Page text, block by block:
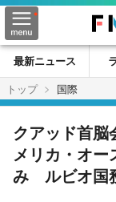
最新ニュース
トップ
国際
クアッド首
メリカ・オー
み ルビオ国